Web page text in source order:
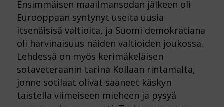
Ensimmäisen maailmansodan jälkeen oli
Eurooppaan syntynyt useita uusia
itsenäisisä valtioita, ja Suomi demokratiana
oli harvinaisuus näiden valtioiden joukossa.
Lehdessä on myös kerimäkeläisen
sotaveteraanin tarina Kollaan rintamalta,
jonne sotilaat olivat saaneet käskyn
taistella viimeiseen mieheen ja pysyä